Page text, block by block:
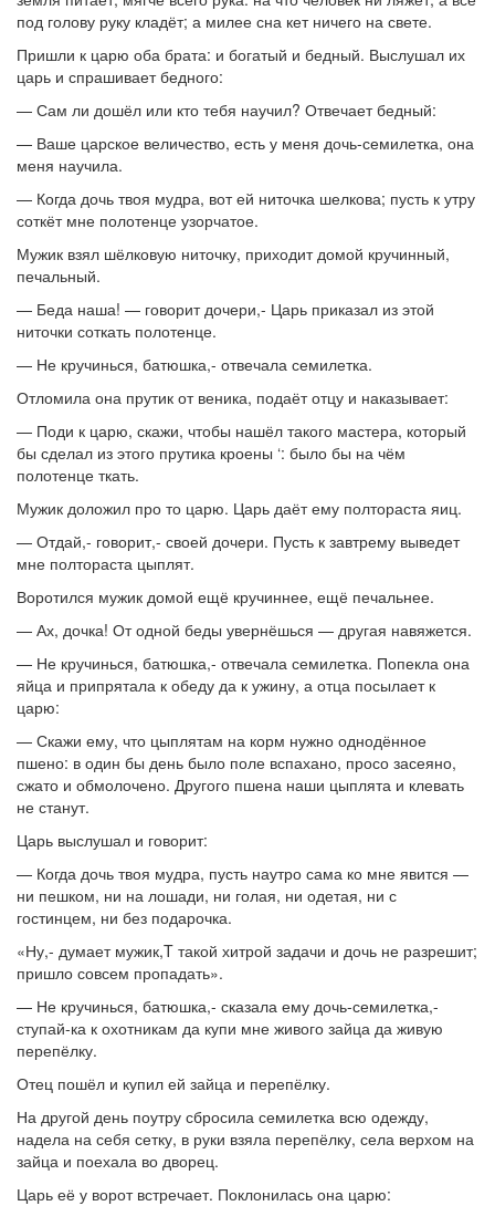
под голову руку кладёт; а милее сна кет ничего на свете.
Пришли к царю оба брата: и богатый и бедный. Выслушал их
царь и спрашивает бедного:
— Сам ли дошёл или кто тебя научил? Отвечает бедный:
— Ваше царское величество, есть у меня дочь-семилетка, она
меня научила.
— Когда дочь твоя мудра, вот ей ниточка шелкова; пусть к утру
соткёт мне полотенце узорчатое.
Мужик взял шёлковую ниточку, приходит домой кручинный,
печальный.
— Беда наша! — говорит дочери,- Царь приказал из этой
ниточки соткать полотенце.
— Не кручинься, батюшка,- отвечала семилетка.
Отломила она прутик от веника, подаёт отцу и наказывает:
— Поди к царю, скажи, чтобы нашёл такого мастера, который
бы сделал из этого прутика кроены ‘: было бы на чём
полотенце ткать.
Мужик доложил про то царю. Царь даёт ему полтораста яиц.
— Отдай,- говорит,- своей дочери. Пусть к завтрему выведет
мне полтораста цыплят.
Воротился мужик домой ещё кручиннее, ещё печальнее.
— Ах, дочка! От одной беды увернёшься — другая навяжется.
— Не кручинься, батюшка,- отвечала семилетка. Попекла она
яйца и припрятала к обеду да к ужину, а отца посылает к
царю:
— Скажи ему, что цыплятам на корм нужно однодённое
пшено: в один бы день было поле вспахано, просо засеяно,
сжато и обмолочено. Другого пшена наши цыплята и клевать
не станут.
Царь выслушал и говорит:
— Когда дочь твоя мудра, пусть наутро сама ко мне явится —
ни пешком, ни на лошади, ни голая, ни одетая, ни с
гостинцем, ни без подарочка.
«Ну,- думает мужик,T такой хитрой задачи и дочь не разрешит;
пришло совсем пропадать».
— Не кручинься, батюшка,- сказала ему дочь-семилетка,-
ступай-ка к охотникам да купи мне живого зайца да живую
перепёлку.
Отец пошёл и купил ей зайца и перепёлку.
На другой день поутру сбросила семилетка всю одежду,
надела на себя сетку, в руки взяла перепёлку, села верхом на
зайца и поехала во дворец.
Царь её у ворот встречает. Поклонилась она царю: